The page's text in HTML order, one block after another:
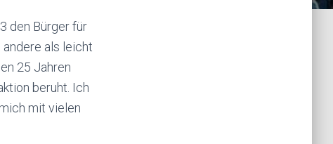
den Bürger für
als leicht
25 Jahren
beruht. Ich
mit vielen